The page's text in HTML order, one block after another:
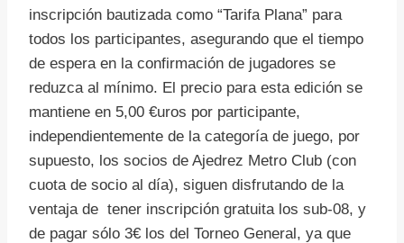
inscripción bautizada como “Tarifa Plana” para
todos los participantes, asegurando que el tiempo
de espera en la confirmación de jugadores se
reduzca al mínimo. El precio para esta edición se
mantiene en 5,00 €uros por participante,
independientemente de la categoría de juego, por
supuesto, los socios de Ajedrez Metro Club (con
cuota de socio al día), siguen disfrutando de la
ventaja de tener inscripción gratuita los sub-08, y
de pagar sólo 3€ los del Torneo General, ya que